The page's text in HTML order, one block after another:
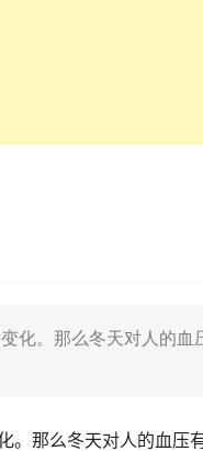
化。那么冬天对人的血
。那么冬天对人的血压